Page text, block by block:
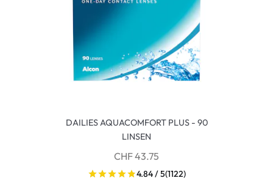
DAILIES AQUACOMFORT PLUS - 90
LINSEN
CHF 43.75
4.84 / 5(1122)